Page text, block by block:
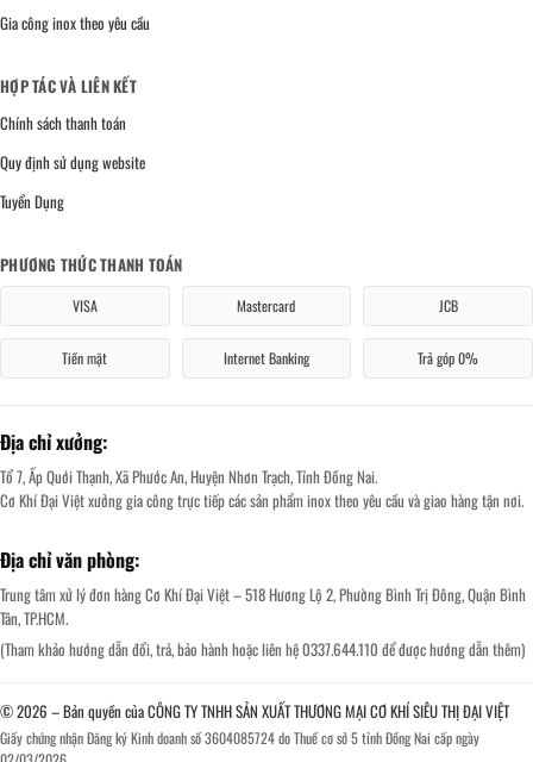
Gia công inox theo yêu cầu
HỢP TÁC VÀ LIÊN KẾT
Chính sách thanh toán
Quy định sử dụng website
Tuyển Dụng
PHƯƠNG THỨC THANH TOÁN
VISA Mastercard JCB
Tiền mặt Internet Banking Trả góp 0%
Địa chỉ xưởng:
Tổ 7, Ấp Quới Thạnh, Xã Phước An, Huyện Nhơn Trạch, Tỉnh Đồng Nai.
Cơ Khí Đại Việt xưởng gia công trực tiếp các sản phẩm inox theo yêu cầu và giao hàng tận nơi.
Địa chỉ văn phòng:
Trung tâm xử lý đơn hàng Cơ Khí Đại Việt – 518 Hương Lộ 2, Phường Bình Trị Đông, Quận Bình
Tân, TP.HCM.
(Tham khảo hướng dẫn đổi, trả, bảo hành hoặc liên hệ 0337.644.110 để được hướng dẫn thêm)
© 2026 – Bản quyền của CÔNG TY TNHH SẢN XUẤT THƯƠNG MẠI CƠ KHÍ SIÊU THỊ ĐẠI VIỆT
Giấy chứng nhận Đăng ký Kinh doanh số 3604085724 do Thuế cơ sở 5 tỉnh Đồng Nai cấp ngày